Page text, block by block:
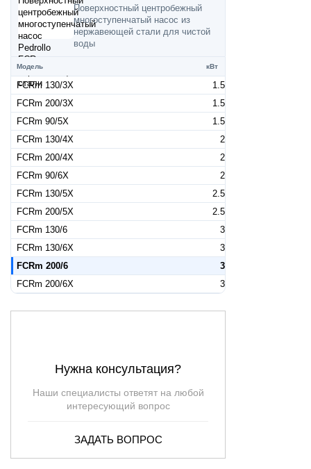
Поверхностный центробежный
многоступенчатый насос из
нержавеющей стали для чистой
воды
Модель кВт
FCRm 130/3X
1.5
FCRm 200/3X
1.5
FCRm 90/5X
1.5
FCRm 130/4X
2
FCRm 200/4X
2
FCRm 90/6X
2
FCRm 130/5X
2.5
FCRm 200/5X
2.5
FCRm 130/6
3
FCRm 130/6X
3
FCRm 200/6
3
FCRm 200/6X
3
Нужна консультация?
Наши специалисты ответят на любой
интересующий вопрос
ЗАДАТЬ ВОПРОС